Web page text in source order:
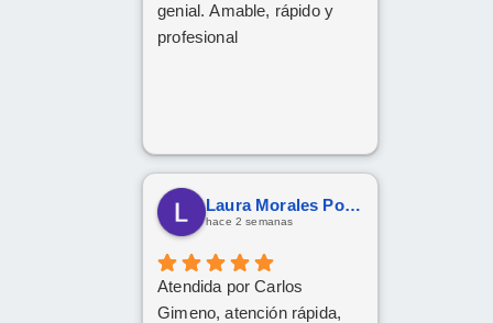
genial. Amable, rápido y
profesional
Laura Morales Porras
hace 2 semanas
Atendida por Carlos
Gimeno, atención rápida,